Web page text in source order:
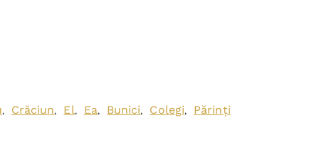
, Crăciun, El, Ea, Bunici, Colegi, Părinți